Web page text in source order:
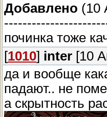
Добавлено (10
починка тоже
[1010] inter [10
да и вообще
падают.. не
а скрытность